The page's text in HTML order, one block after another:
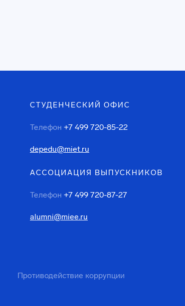
СТУДЕНЧЕСКИЙ ОФИС
Телефон +7 499 720-85-22
depedu@miet.ru
АССОЦИАЦИЯ ВЫПУСКНИКОВ
Телефон +7 499 720-87-27
alumni@miee.ru
Противодействие коррупции